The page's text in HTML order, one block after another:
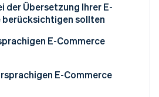
2026
wie Stripe Lösungen für die
E-
Tourismus
der Übersetzung Ihrer E-
berücksichtigen sollten
E-Commerce
führen zu höherem
E-Commerce